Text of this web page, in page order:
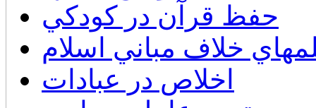
حفظ قرآن در كودكي
خلاف مباني اسلام
اخلاص در عبادات